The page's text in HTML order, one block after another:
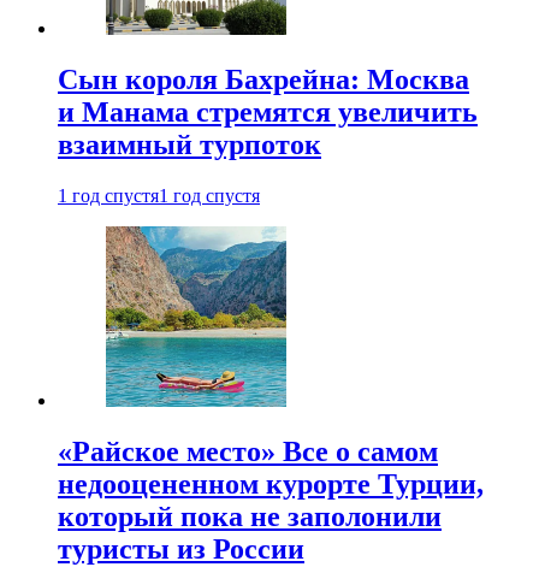
Сын короля Бахрейна: Москва
и Манама стремятся увеличить
взаимный турпоток
1 год спустя1 год спустя
«Райское место» Все о самом
недооцененном курорте Турции,
который пока не заполонили
туристы из России